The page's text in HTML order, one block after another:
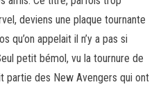
deviens une plaque tournante
qu’on appelait il n’y a pas si
petit bémol, vu la tournure de
partie des New Avengers qui ont